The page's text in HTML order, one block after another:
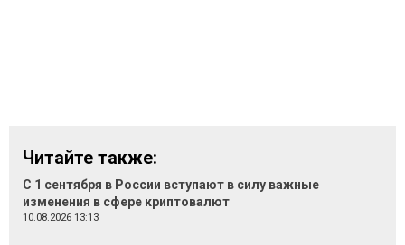
Читайте также:
С 1 сентября в России вступают в силу важные
изменения в сфере криптовалют
10.08.2026 13:13